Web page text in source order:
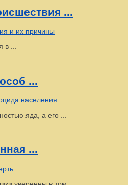
...
...
...
яда, а его ...
...